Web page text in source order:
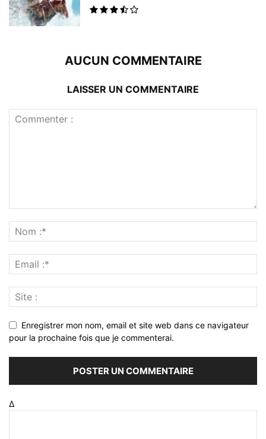
AUCUN COMMENTAIRE
LAISSER UN COMMENTAIRE
Enregistrer mon nom, email et site web dans ce navigateur
pour la prochaine fois que je commenterai.
Δ